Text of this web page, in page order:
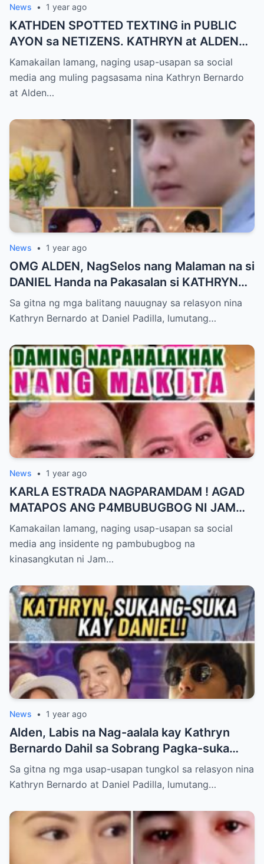
News • 1 year ago
KATHDEN SPOTTED TEXTING in PUBLIC
AYON sa NETIZENS. KATHRYN at ALDEN
HULI IN-CAM!
Kamakailan lamang, naging usap-usapan sa social
media ang muling pagsasama nina Kathryn Bernardo
at Alden…
News • 1 year ago
OMG ALDEN, NagSelos nang Malaman na si
DANIEL Handa na Pakasalan si KATHRYN
Bumalik lang ito sa Kanya!
Sa gitna ng mga balitang nauugnay sa relasyon nina
Kathryn Bernardo at Daniel Padilla, lumutang…
News • 1 year ago
KARLA ESTRADA NAGPARAMDAM ! AGAD
MATAPOS ANG P4MBUBUGBOG NI JAM
IGNACIO KAY JELLIE AW
Kamakailan lamang, naging usap-usapan sa social
media ang insidente ng pambubugbog na
kinasangkutan ni Jam…
News • 1 year ago
Alden, Labis na Nag-aalala kay Kathryn
Bernardo Dahil sa Sobrang Pagka-suka
Nito kay Daniel
Sa gitna ng mga usap-usapan tungkol sa relasyon nina
Kathryn Bernardo at Daniel Padilla, lumutang…